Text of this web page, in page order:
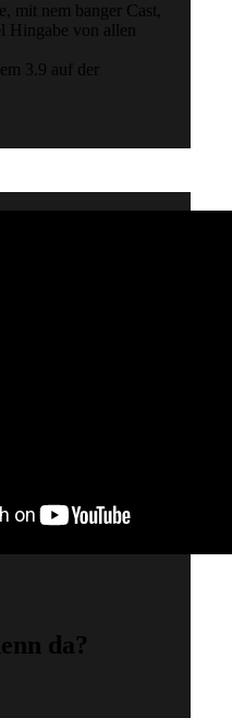
mit nem banger Cast,
Hingabe von allen
3.9 auf der
da?